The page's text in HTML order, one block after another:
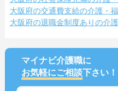
大阪府の交通費支給の介護・
大阪府の退職金制度ありの介
マイナビ介護職に
お気軽にご相談下さい！